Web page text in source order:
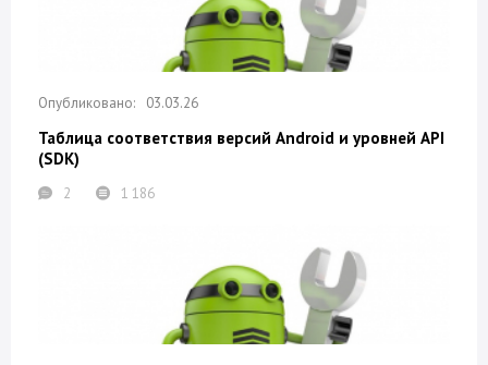
03.03.26
Таблица соответствия версий Android и уровней API
(SDK)
2 1 186